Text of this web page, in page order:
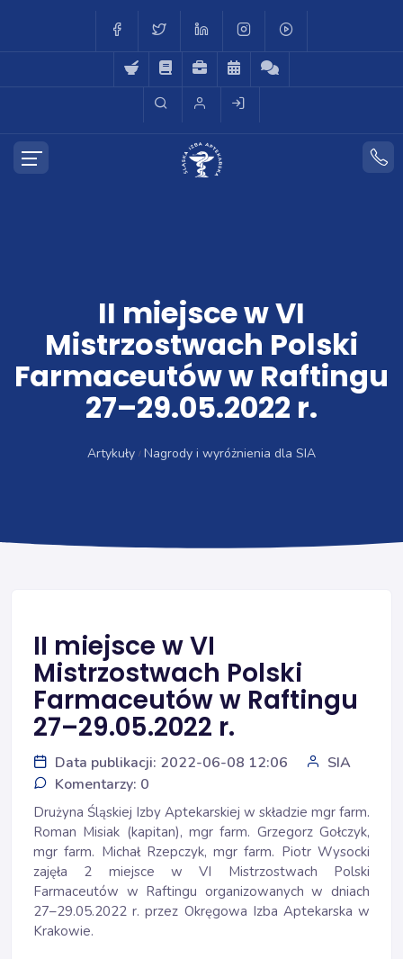
II miejsce w VI
Mistrzostwach Polski
Farmaceutów w Raftingu
27–29.05.2022 r.
Artykuły Nagrody i wyróżnienia dla SIA
II miejsce w VI
Mistrzostwach Polski
Farmaceutów w Raftingu
27–29.05.2022 r.
Data publikacji: 2022-06-08 12:06
SIA
Komentarzy: 0
Drużyna Śląskiej Izby Aptekarskiej w składzie mgr farm.
Roman Misiak (kapitan), mgr farm. Grzegorz Gołczyk,
mgr farm. Michał Rzepczyk, mgr farm. Piotr Wysocki
zajęła 2 miejsce w VI Mistrzostwach Polski
Farmaceutów w Raftingu organizowanych w dniach
27–29.05.2022 r. przez Okręgowa Izba Aptekarska w
Krakowie.